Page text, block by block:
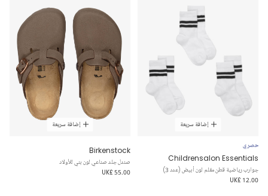
إضافة سريعة
حصري
Childrensalon Essentials
جوارب رياضية قطن مقلم لون أبيض (عدد 3)
UK£ 12.00
إضافة سريعة
Birkenstock
صندل جلد صناعي لون بني للأولاد
UK£ 55.00